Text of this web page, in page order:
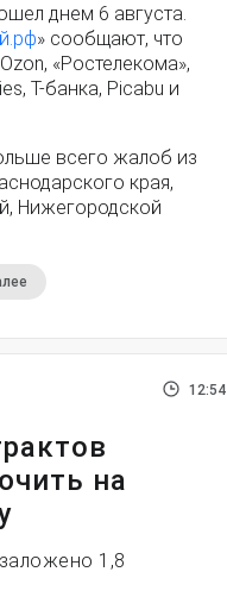
днем 6 августа.
» сообщают, что
«Ростелекома»,
Т-банка, Picabu и
всего жалоб из
края,
Нижегородской
12:54
на
1,8